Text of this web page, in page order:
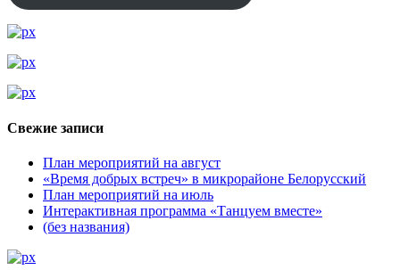
Свежие записи
План мероприятий на август
«Время добрых встреч» в микрорайоне Белорусский
План мероприятий на июль
Интерактивная программа «Танцуем вместе»
(без названия)